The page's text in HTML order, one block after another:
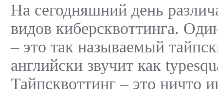
На сегодняшний день
видов киберсквоттинга.
– это так называемый
английски звучит как
Тайпсквоттинг – это ничто